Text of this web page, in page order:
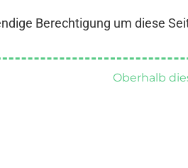
Berechtigung um diese
Oberhalb